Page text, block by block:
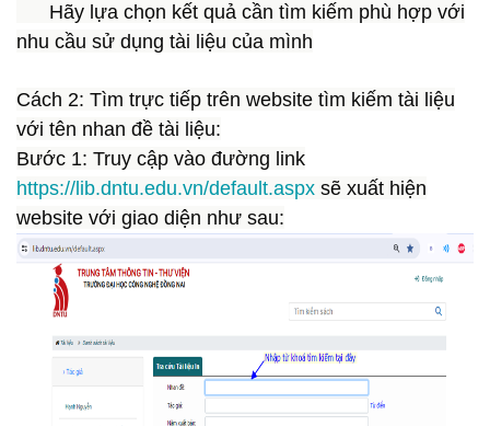
Hãy lựa chọn kết quả cần tìm kiếm phù hợp với
nhu cầu sử dụng tài liệu của mình
Cách 2: Tìm trực tiếp trên website tìm kiếm tài liệu
với tên nhan đề tài liệu:
Bước 1: Truy cập vào đường link
https://lib.dntu.edu.vn/default.aspx sẽ xuất hiện
website với giao diện như sau: